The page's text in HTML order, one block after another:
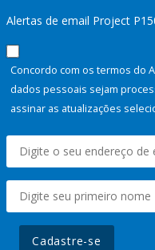
Alertas de email Project
Concordo com os termos do
dados pessoais sejam
assinar as atualizações
Cadastre-se